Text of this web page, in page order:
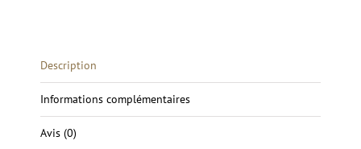
Description
Informations complémentaires
Avis (0)